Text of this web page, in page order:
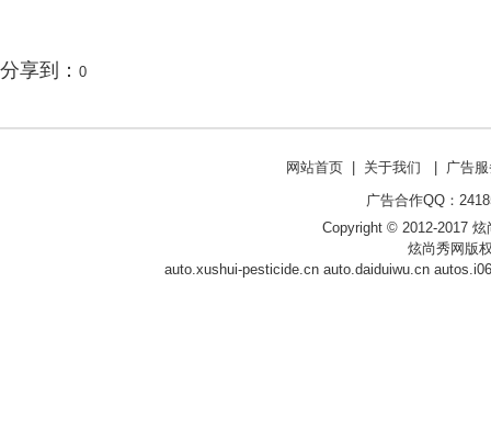
分享到： 0
网站首页 关于我们
广告
广告合作QQ：
Copyright © 2012-2017
炫尚秀网版
auto.xushui-pesticide.cn auto.daiduiwu.cn